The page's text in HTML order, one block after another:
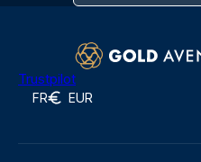
Trustpilot
FR EUR